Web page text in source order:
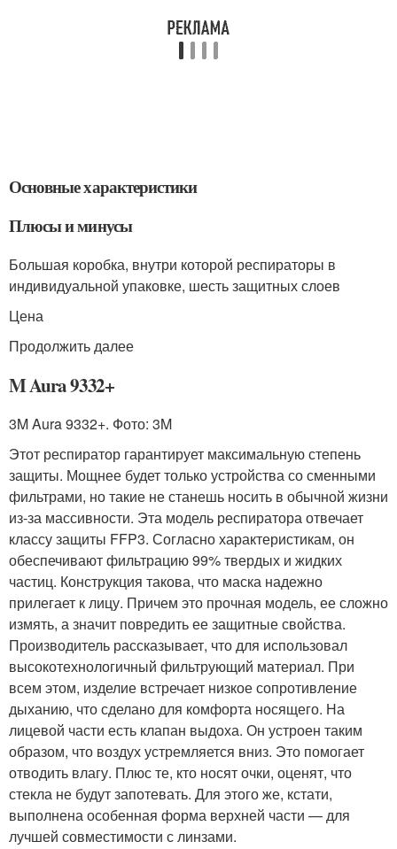
Основные характеристики
Плюсы и минусы
Большая коробка, внутри которой респираторы в
индивидуальной упаковке, шесть защитных слоев
Цена
Продолжить далее
M Aura 9332+
3M Aura 9332+. Фото: 3M
Этот респиратор гарантирует максимальную степень
защиты. Мощнее будет только устройства со сменными
фильтрами, но такие не станешь носить в обычной жизни
из-за массивности. Эта модель респиратора отвечает
классу защиты FFP3. Согласно характеристикам, он
обеспечивают фильтрацию 99% твердых и жидких
частиц. Конструкция такова, что маска надежно
прилегает к лицу. Причем это прочная модель, ее сложно
измять, а значит повредить ее защитные свойства.
Производитель рассказывает, что для использовал
высокотехнологичный фильтрующий материал. При
всем этом, изделие встречает низкое сопротивление
дыханию, что сделано для комфорта носящего. На
лицевой части есть клапан выдоха. Он устроен таким
образом, что воздух устремляется вниз. Это помогает
отводить влагу. Плюс те, кто носят очки, оценят, что
стекла не будут запотевать. Для этого же, кстати,
выполнена особенная форма верхней части — для
лучшей совместимости с линзами.